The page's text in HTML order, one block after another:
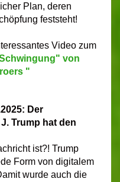
Plan, deren
feststeht!
Video zum
von
"
Der
Trump hat den
ist?! Trump
Form von digitalem
wurde auch die